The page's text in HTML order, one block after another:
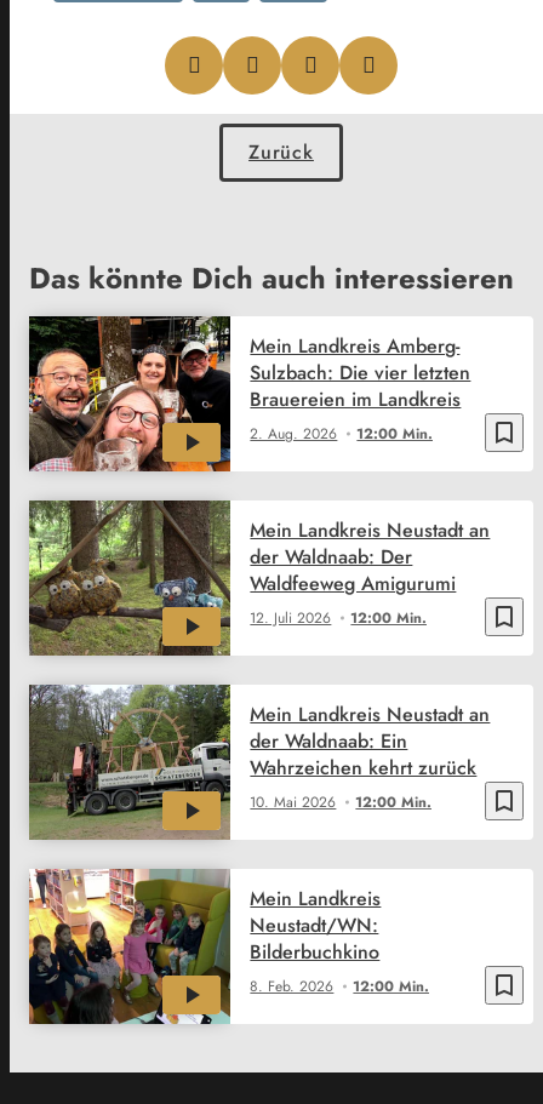
Zurück
Das könnte Dich auch interessieren
bookmark_border
2. Aug. 2026 12:00 Min.
Mein Landkreis Amberg-
Sulzbach: Die vier letzten
Brauereien im Landkreis
bookmark_border
12. Juli 2026 12:00 Min.
Mein Landkreis Neustadt an
der Waldnaab: Der
Waldfeeweg Amigurumi
bookmark_border
10. Mai 2026 12:00 Min.
Mein Landkreis Neustadt an
der Waldnaab: Ein
Wahrzeichen kehrt zurück
bookmark_border
8. Feb. 2026 12:00 Min.
Mein Landkreis
Neustadt/WN:
Bilderbuchkino